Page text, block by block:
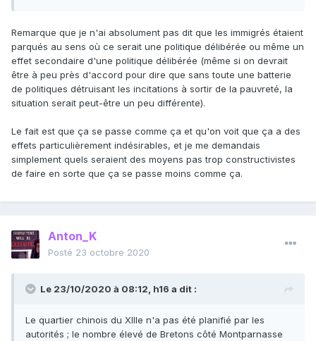
Remarque que je n'ai absolument pas dit que les immigrés étaient
parqués au sens où ce serait une politique délibérée ou même un
effet secondaire d'une politique délibérée (même si on devrait
être à peu près d'accord pour dire que sans toute une batterie
de politiques détruisant les incitations à sortir de la pauvreté, la
situation serait peut-être un peu différente).
Le fait est que ça se passe comme ça et qu'on voit que ça a des
effets particulièrement indésirables, et je me demandais
simplement quels seraient des moyens pas trop constructivistes
de faire en sorte que ça se passe moins comme ça.
Anton_K
Posté 23 octobre 2020
Le 23/10/2020 à 08:12, h16 a dit :
Le quartier chinois du XIIIe n'a pas été planifié par les
autorités ; le nombre élevé de Bretons côté Montparnasse